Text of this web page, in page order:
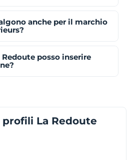
anche per il marchio
posso inserire
La Redoute